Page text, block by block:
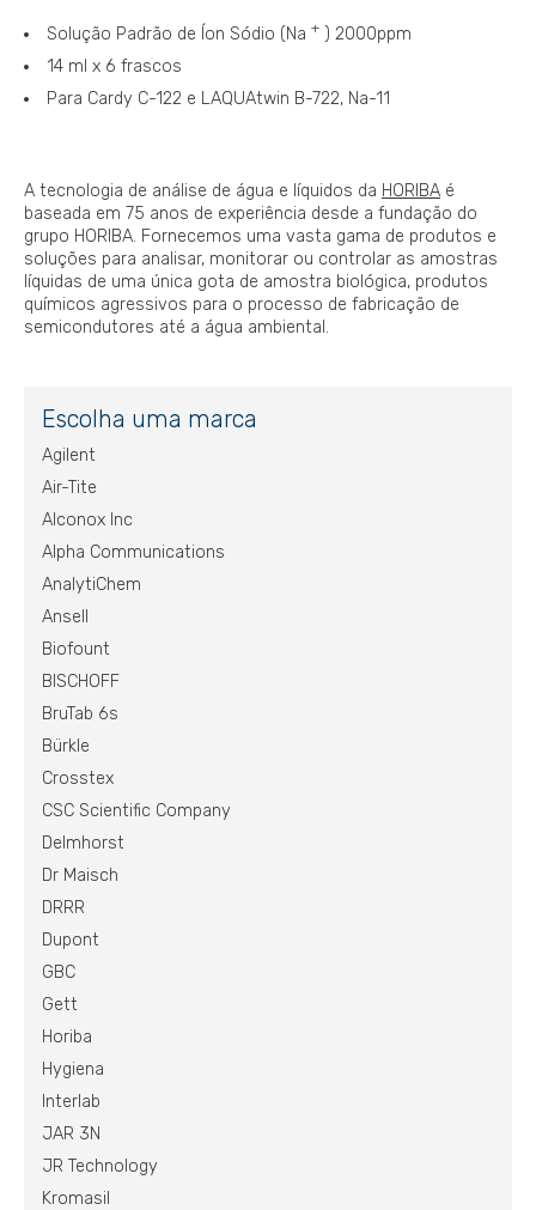
Solução Padrão de Íon Sódio (Na+ ) 2000ppm
14 ml x 6 frascos
Para Cardy C-122 e LAQUAtwin B-722, Na-11
A tecnologia de análise de água e líquidos da HORIBA é
baseada em 75 anos de experiência desde a fundação do
grupo HORIBA. Fornecemos uma vasta gama de produtos e
soluções para analisar, monitorar ou controlar as amostras
líquidas de uma única gota de amostra biológica, produtos
químicos agressivos para o processo de fabricação de
semicondutores até a água ambiental.
Escolha uma marca
Agilent
Air-Tite
Alconox Inc
Alpha Communications
AnalytiChem
Ansell
Biofount
BISCHOFF
BruTab 6s
Bürkle
Crosstex
CSC Scientific Company
Delmhorst
Dr Maisch
DRRR
Dupont
GBC
Gett
Horiba
Hygiena
Interlab
JAR 3N
JR Technology
Kromasil